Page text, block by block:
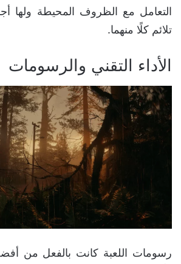
التعامل مع الظروف المحيطة ولها
تلائم كلًا منهما.
الأداء التقني والرسومات
رسومات اللعبة كانت بالفعل من